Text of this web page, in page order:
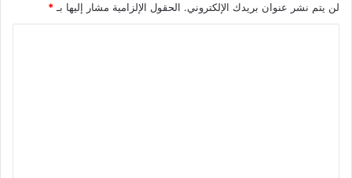
لن يتم نشر عنوان بريدك الإلكتروني. الحقول الإلزامية مشار إليها بـ*